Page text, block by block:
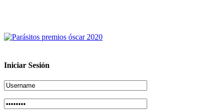
Iniciar Sesión